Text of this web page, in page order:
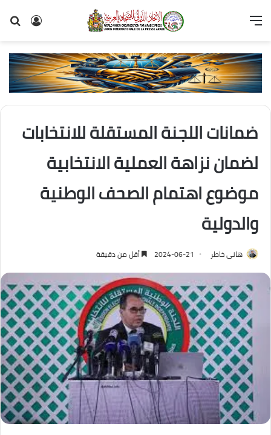
تسجيل
القائمة
ضمانات اللجنة المستقلة للانتخابات
لضمان نزاهة العملية الانتخابية
موضوع اهتمام الصحف الوطنية
والدولية
هانى خاطر 2024-06-21 أقل من دقيقة